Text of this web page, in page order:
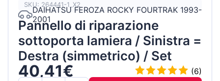
SKU: 264441-1_X2
DAIHATSU FEROZA ROCKY FOURTRAK 1993-
2001
Pannello di riparazione
sottoporta lamiera / Sinistra =
Destra (simmetrico) / Set
40,41€
(6)